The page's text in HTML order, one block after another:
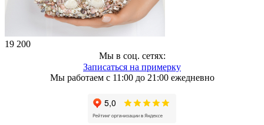
19 200
Мы в соц. сетях:
Записаться на примерку
Мы работаем с 11:00 до 21:00 ежедневно